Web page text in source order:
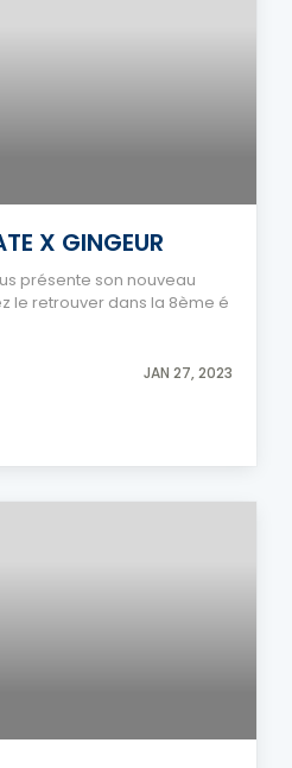
X GINGEUR
présente son nouveau
le retrouver dans la 8ème é
JAN 27, 2023